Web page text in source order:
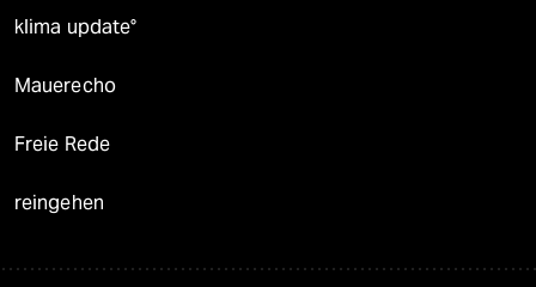
klima update°
Mauerecho
Freie Rede
reingehen